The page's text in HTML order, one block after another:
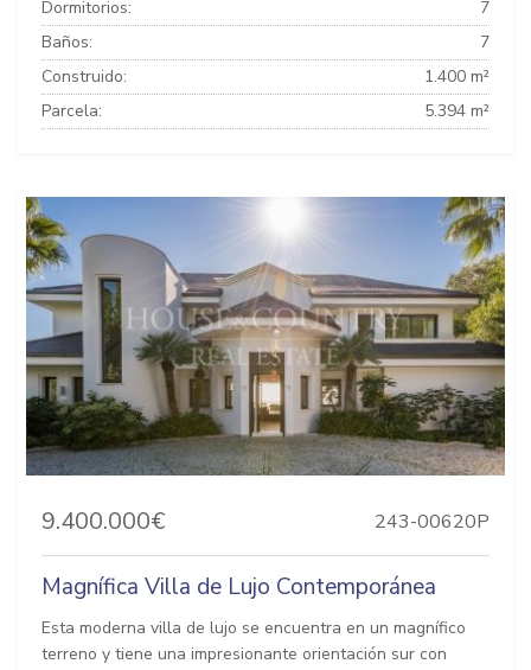
Dormitorios:
7
Baños:
7
Construido:
1.400 m²
Parcela:
5.394 m²
9.400.000€ 243-00620P
Magnífica Villa de Lujo Contemporánea
Esta moderna villa de lujo se encuentra en un magnífico
terreno y tiene una impresionante orientación sur con